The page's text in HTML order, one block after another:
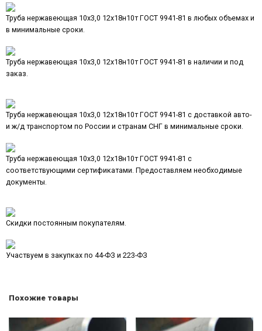
Труба нержавеющая 10х3,0 12х18н10т ГОСТ 9941-81 в любых объемах и
в минимальные сроки.
Труба нержавеющая 10х3,0 12х18н10т ГОСТ 9941-81 в наличии и под
заказ.
Труба нержавеющая 10х3,0 12х18н10т ГОСТ 9941-81 с доставкой авто-
и ж/д транспортом по России и странам СНГ в минимальные сроки.
Труба нержавеющая 10х3,0 12х18н10т ГОСТ 9941-81 с
соответствующими сертификатами. Предоставляем необходимые
документы.
Скидки постоянным покупателям.
Участвуем в закупках по 44-ФЗ и 223-ФЗ
Похожие товары